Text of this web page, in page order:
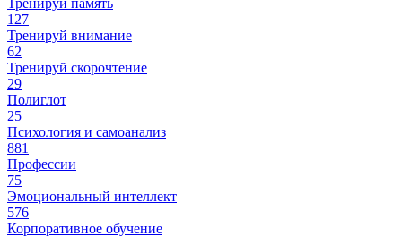
Тренируй память
127
Тренируй внимание
62
Тренируй скорочтение
29
Полиглот
25
Психология и самоанализ
881
Профессии
75
Эмоциональный интеллект
576
Корпоративное обучение